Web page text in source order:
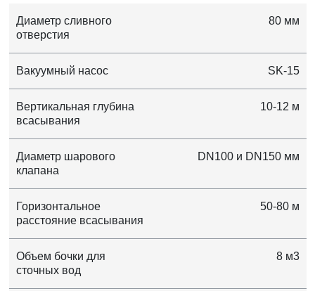
Диаметр сливного
отверстия
80 мм
Вакуумный насос SK-15
Вертикальная глубина
всасывания
10-12 м
Диаметр шарового
клапана
DN100 и DN150 мм
Горизонтальное
расстояние всасывания
50-80 м
Объем бочки для
сточных вод
8 м3